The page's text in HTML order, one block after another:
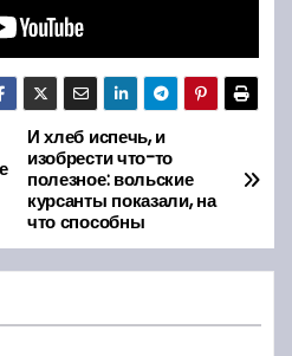
И хлеб испечь, и
изобрести что-то
полезное: вольские
курсанты показали, на
что способны